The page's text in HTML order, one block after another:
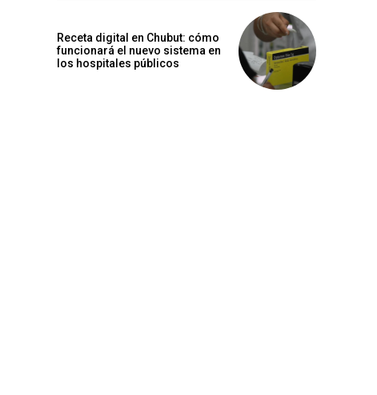
Receta digital en Chubut: cómo
funcionará el nuevo sistema en
los hospitales públicos